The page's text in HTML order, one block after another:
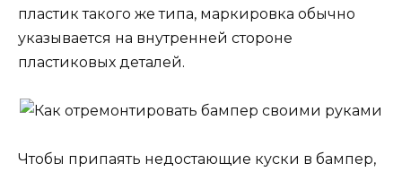
пластик такого же типа, маркировка обычно
указывается на внутренней стороне
пластиковых деталей.
Чтобы припаять недостающие куски в бампер,